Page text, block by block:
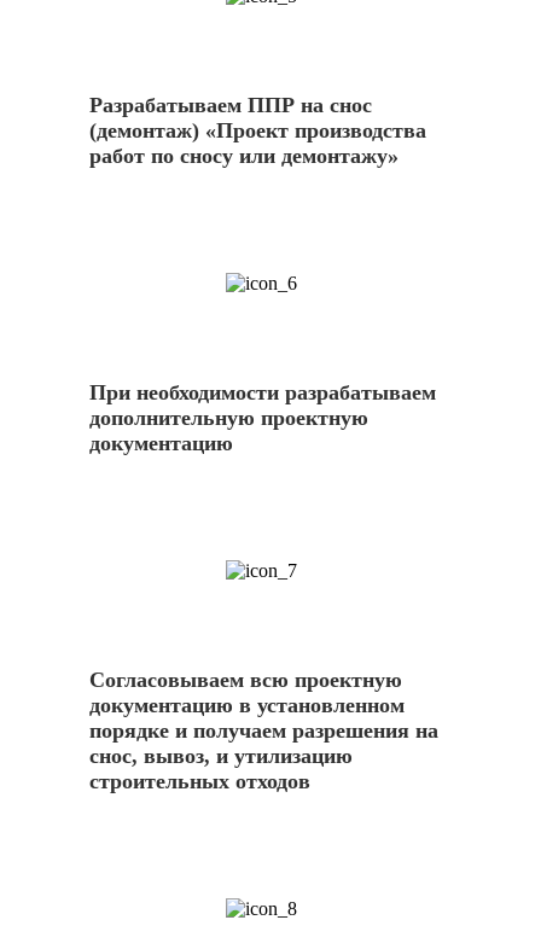
Разрабатываем ППР на снос
(демонтаж) «Проект производства
работ по сносу или демонтажу»
При необходимости разрабатываем
дополнительную проектную
документацию
Согласовываем всю проектную
документацию в установленном
порядке и получаем разрешения на
снос, вывоз, и утилизацию
строительных отходов